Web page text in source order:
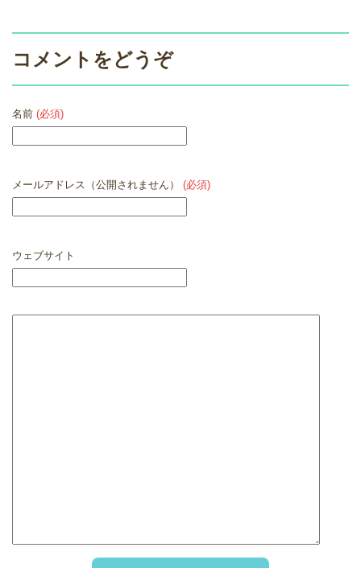
コメントをどうぞ
名前 (必須)
メールアドレス（公開されません） (必須)
ウェブサイト